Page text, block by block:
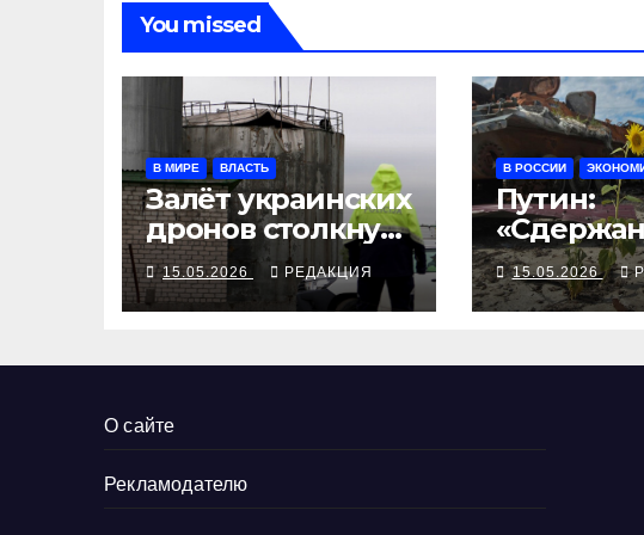
You missed
В МИРЕ ВЛАСТЬ
Залёт украинских
дронов столкнул
латвийское
правительство
15.05.2026 РЕДАКЦИЯ
В РОССИИ
Путин:
скажем,
таки»
15.05.2026
О сайте
Рекламодателю